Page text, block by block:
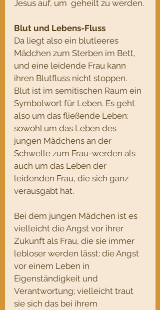
Jesus auf, um  geheilt zu werden.
Blut und Lebens-Fluss
Da liegt also ein blutleeres
Mädchen zum Sterben im Bett,
und eine leidende Frau kann
ihren Blutfluss nicht stoppen.
Blut ist im semitischen Raum ein
Symbolwort für Leben. Es geht
also um das fließende Leben:
sowohl um das Leben des
jungen Mädchens an der
Schwelle zum Frau-werden als
auch um das Leben der
leidenden Frau, die sich ganz
verausgabt hat.
Bei dem jungen Mädchen ist es
vielleicht die Angst vor ihrer
Zukunft als Frau, die sie immer
lebloser werden lässt: die Angst
vor einem Leben in
Eigenständigkeit und
Verantwortung; vielleicht traut
sie sich das bei ihrem